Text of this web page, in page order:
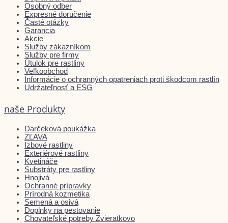
Osobný odber
Expresné doručenie
Časté otázky
Garancia
Akcie
Služby zákazníkom
Služby pre firmy
Útulok pre rastliny
Veľkoobchod
Informácie o ochranných opatreniach proti škodcom rastlín
Udržateľnosť a ESG
naše Produkty
Darčeková poukážka
ZĽAVA
Izbové rastliny
Exteriérové rastliny
Kvetináče
Substráty pre rastliny
Hnojivá
Ochranné prípravky
Prírodná kozmetika
Semená a osivá
Doplnky na pestovanie
Chovateľské potreby Zvieratkovo